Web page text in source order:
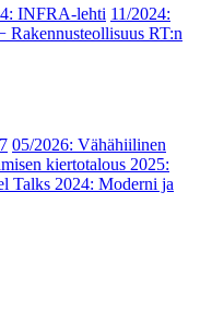
INFRA-lehti 11/2024:
Rakennusteollisuus RT:n
05/2026: Vähähiilinen
kiertotalous 2025:
Talks 2024: Moderni ja